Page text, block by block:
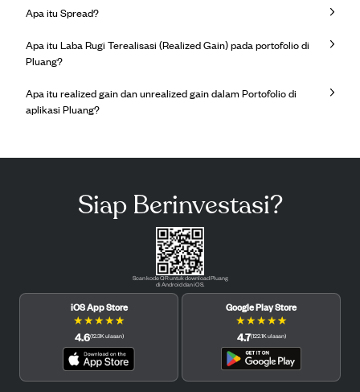
Apa itu Spread?
Apa itu Laba Rugi Terealisasi (Realized Gain) pada portofolio di
Pluang?
Apa itu realized gain dan unrealized gain dalam Portofolio di
aplikasi Pluang?
Siap Berinvestasi?
Scan kode QR untuk download Pluang
di Android dan iOS.
iOS App Store
★★★★★
4.6(12.3K ulasan)
Google Play Store
★★★★★
4.7(122.1K ulasan)